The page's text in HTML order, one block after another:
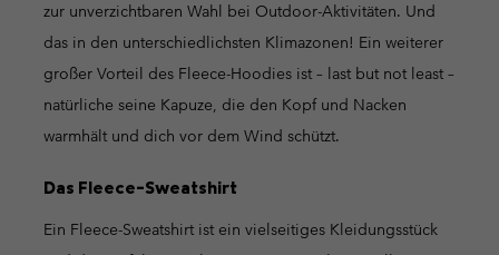
zur unverzichtbaren Wahl bei Outdoor-Aktivitäten. Und
das in den unterschiedlichsten Klimazonen! Ein weiterer
großer Vorteil des Fleece-Hoodies ist – last but not least –
natürliche seine Kapuze, die den Kopf und Nacken
warmhält und dich vor dem Wind schützt.
Das Fleece-Sweatshirt
Ein Fleece-Sweatshirt ist ein vielseitiges Kleidungsstück